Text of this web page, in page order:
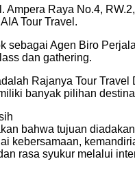
Ampera Raya No.4,
Tour Travel.
sebagai Agen Biro
dan gathering.
Rajanya Tour
banyak pilihan
bahwa tujuan
kebersamaan,
rasa syukur melalui